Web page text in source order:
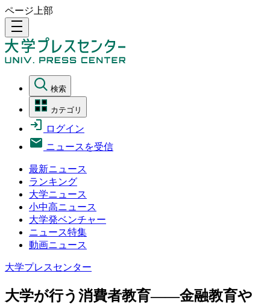
ページ上部
density_medium
検索
カテゴリ
ログイン
ニュースを受信
最新ニュース
ランキング
大学ニュース
小中高ニュース
大学発ベンチャー
ニュース特集
動画ニュース
大学プレスセンター
大学が行う消費者教育――金融教育や